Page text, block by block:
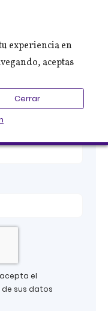
experiencia en
aceptas
Cerrar
el
sus datos